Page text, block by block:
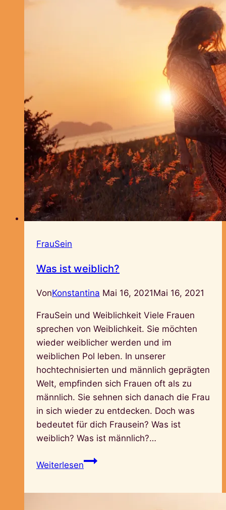
FrauSein
Was ist weiblich?
VonKonstantina Mai 16, 2021Mai 16, 2021
FrauSein und Weiblichkeit Viele Frauen
sprechen von Weiblichkeit. Sie möchten
wieder weiblicher werden und im
weiblichen Pol leben. In unserer
hochtechnisierten und männlich geprägten
Welt, empfinden sich Frauen oft als zu
männlich. Sie sehnen sich danach die Frau
in sich wieder zu entdecken. Doch was
bedeutet für dich Frausein? Was ist
weiblich? Was ist männlich?…
WeiterlesenWas